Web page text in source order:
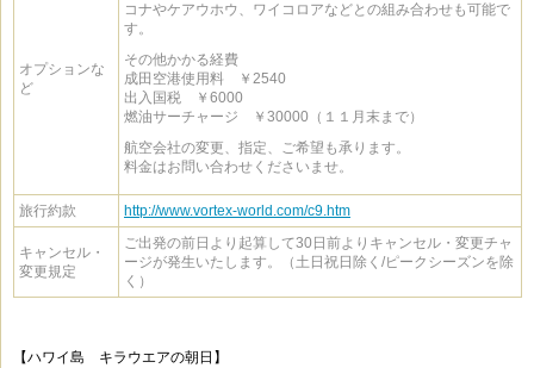
オプションな
ど
コナやケアウホウ、ワイコロアなどとの組み合わせも可能で
す。
その他かかる経費
成田空港使用料 ￥2540
出入国税 ￥6000
燃油サーチャージ ￥30000（１１月末まで）
航空会社の変更、指定、ご希望も承ります。
料金はお問い合わせくださいませ。
旅行約款 http://www.vortex-world.com/c9.htm
キャンセル・
変更規定
ご出発の前日より起算して30日前よりキャンセル・変更チャ
ージが発生いたします。（土日祝日除く/ピークシーズンを除
く）
【ハワイ島 キラウエアの朝日】